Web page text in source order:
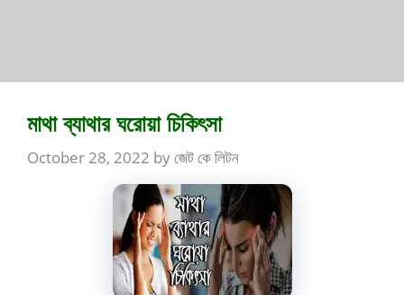
মাথা ব্যাথার ঘরোয়া চিকিৎসা
October 28, 2022 byজেট কে লিটন